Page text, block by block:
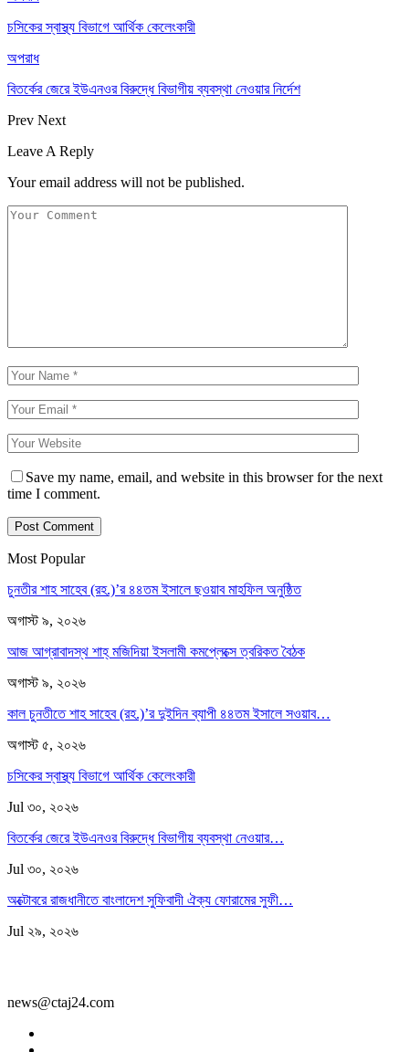
চসিকের স্বাস্থ্য বিভাগে আর্থিক কেলেংকারী
অপরাধ
বিতর্কের জেরে ইউএনওর বিরুদ্ধে বিভাগীয় ব্যবস্থা নেওয়ার নির্দেশ
Prev Next
Leave A Reply
Your email address will not be published.
Save my name, email, and website in this browser for the next
time I comment.
Most Popular
চুনতীর শাহ সাহেব (রহ.)’র ৪৪তম ইসালে ছওয়াব মাহফিল অনুষ্ঠিত
অগাস্ট ৯, ২০২৬
আজ আগ্রাবাদস্থ শাহ্ মজিদিয়া ইসলামী কমপ্লেক্সে ত্বরিকত বৈঠক
অগাস্ট ৯, ২০২৬
কাল চুনতীতে শাহ সাহেব (রহ.)’র দুইদিন ব্যাপী ৪৪তম ইসালে সওয়াব…
অগাস্ট ৫, ২০২৬
চসিকের স্বাস্থ্য বিভাগে আর্থিক কেলেংকারী
Jul ৩০, ২০২৬
বিতর্কের জেরে ইউএনওর বিরুদ্ধে বিভাগীয় ব্যবস্থা নেওয়ার…
Jul ৩০, ২০২৬
অক্টোবরে রাজধানীতে বাংলাদেশ সুফিবাদী ঐক্য ফোরামের সুফী…
Jul ২৯, ২০২৬
news@ctaj24.com